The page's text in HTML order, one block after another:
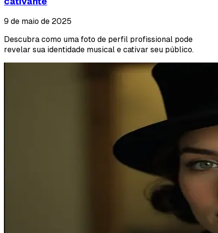
9 de maio de 2025
Descubra como uma foto de perfil profissional pode
revelar sua identidade musical e cativar seu público.